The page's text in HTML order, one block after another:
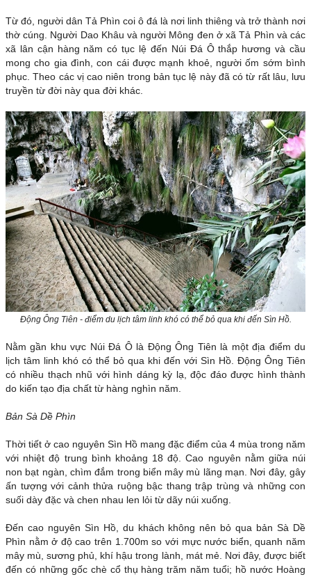
Từ đó, người dân Tả Phìn coi ô đá là nơi linh thiêng và trở thành nơi
thờ cúng. Người Dao Khâu và người Mông đen ở xã Tả Phìn và các
xã lân cận hàng năm có tục lệ đến Núi Đá Ô thắp hương và cầu
mong cho gia đình, con cái được mạnh khoẻ, người ốm sớm bình
phục. Theo các vị cao niên trong bản tục lệ này đã có từ rất lâu, lưu
truyền từ đời này qua đời khác.
Động Ông Tiên - điểm du lịch tâm linh khó có thể bỏ qua khi đến Sìn Hồ.
Nằm gần khu vực Núi Đá Ô là Động Ông Tiên là một địa điểm du
lịch tâm linh khó có thể bỏ qua khi đến với Sìn Hồ. Động Ông Tiên
có nhiều thạch nhũ với hình dáng kỳ lạ, độc đáo được hình thành
do kiến tạo địa chất từ hàng nghìn năm.
Bản Sà Dề Phìn
Thời tiết ở cao nguyên Sìn Hồ mang đặc điểm của 4 mùa trong năm
với nhiệt độ trung bình khoảng 18 độ. Cao nguyên nằm giữa núi
non bạt ngàn, chìm đắm trong biển mây mù lãng mạn. Nơi đây, gây
ấn tượng với cảnh thửa ruộng bậc thang trập trùng và những con
suối dày đặc và chen nhau len lỏi từ dãy núi xuống.
Đến cao nguyên Sìn Hồ, du khách không nên bỏ qua bản Sà Dề
Phìn nằm ở độ cao trên 1.700m so với mực nước biển, quanh năm
mây mù, sương phủ, khí hậu trong lành, mát mẻ. Nơi đây, được biết
đến có những gốc chè cổ thụ hàng trăm năm tuổi; hồ nước Hoàng